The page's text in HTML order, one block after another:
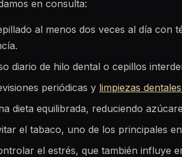
en consulta:
al menos dos veces al día con
diario de hilo dental o cepillos
periódicas y limpiezas
dieta equilibrada, reduciendo
el tabaco, uno de los principales
el estrés, que también influye